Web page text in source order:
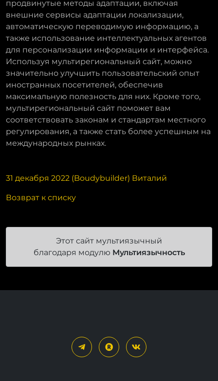
продвинутые методы адаптации, включая
внешние сервисы адаптации локализации,
автоматическую переводимую информацию, а
также использование интеллектуальных агентов
для персонализации информации и интерфейса.
Используя мультирегиональный сайт, можно
значительно улучшить пользовательский опыт
иностранных посетителей, обеспечив
максимальную полезность для них. Кроме того,
мультирегиональный сайт поможет вам
соответствовать законам и стандартам местного
регулирования, а также стать более успешным на
международных рынках.
31 декабря 2022 (Boudybuilder) Виталий
Возврат к списку
Этот сайт мультиязычный
благодаря модулю Мультиязычность